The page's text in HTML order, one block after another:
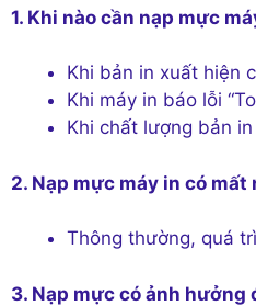
1. Khi nào cần nạp mực
Khi bản in xuất hiện
Khi máy in báo lỗi
Khi chất lượng bản
2. Nạp mực máy in có
Thông thường, quá
3. Nạp mực có ảnh